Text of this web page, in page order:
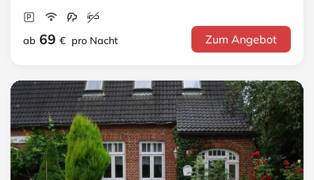
ab 69 € pro Nacht Zum Angebot